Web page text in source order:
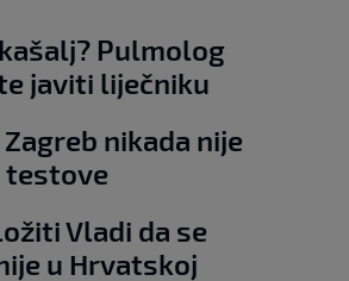
Pulmolog
javiti liječniku
nikada nije
testove
Vladi da se
u Hrvatskoj